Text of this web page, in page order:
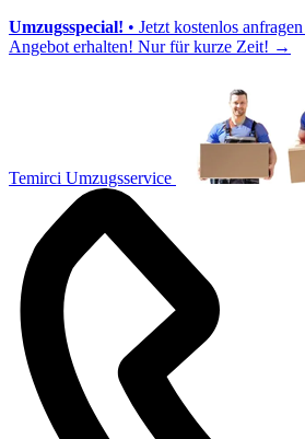
Umzugsspecial! • Jetzt kostenlos
Angebot erhalten! Nur für kurze Zeit! →
Temirci Umzugsservice